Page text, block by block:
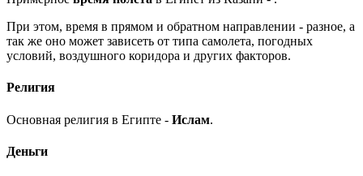
При этом, время в прямом и обратном направлении - разное, а
так же оно может зависеть от типа самолета, погодных
условий, воздушного коридора и других факторов.
Религия
Основная религия в Египте - Ислам.
Деньги